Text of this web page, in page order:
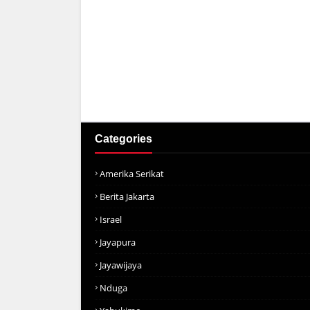
Categories
Amerika Serikat
Berita Jakarta
Israel
Jayapura
Jayawijaya
Nduga